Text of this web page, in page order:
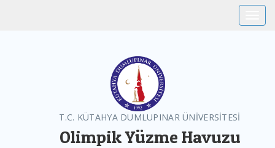
T.C. KÜTAHYA DUMLUPINAR ÜNİVERSİTESİ
Olimpik Yüzme Havuzu